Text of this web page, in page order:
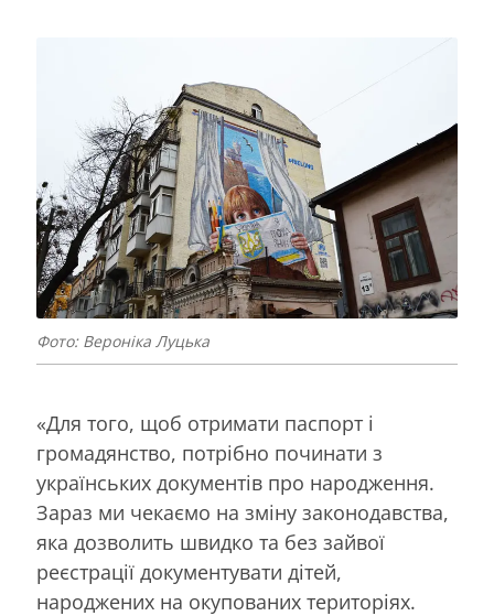
Фото: Вероніка Луцька
«Для того, щоб отримати паспорт і
громадянство, потрібно починати з
українських документів про народження.
Зараз ми чекаємо на зміну законодавства,
яка дозволить швидко та без зайвої
реєстрації документувати дітей,
народжених на окупованих територіях.